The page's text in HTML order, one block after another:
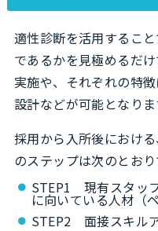
適性診断を活用するこ
であるかを見極めるだ
実施や、それぞれの特
設計などが可能となりま
採用から入所後におけ
のステップは次のとおり
STEP1 現有スタッ
に向いている人材（
STEP2 面接スキル